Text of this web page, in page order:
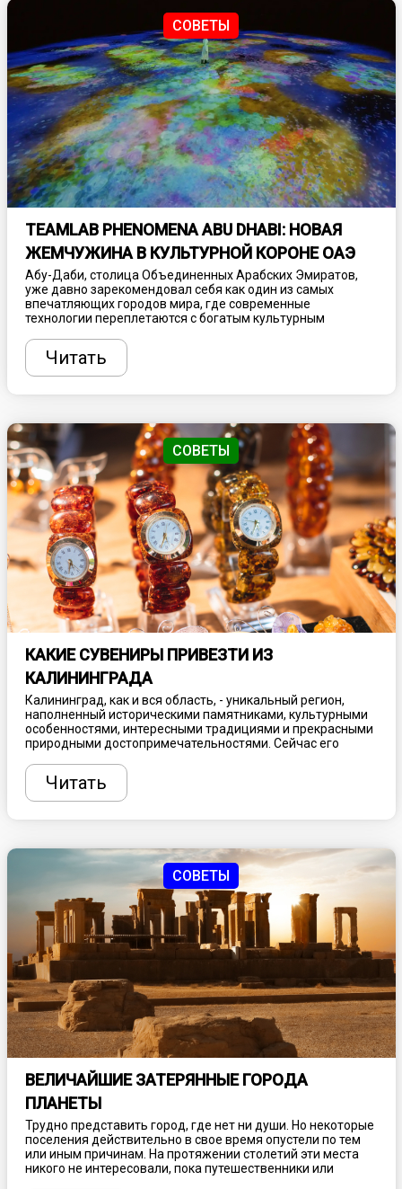
СОВЕТЫ
TEAMLAB PHENOMENA ABU DHABI: НОВАЯ
ЖЕМЧУЖИНА В КУЛЬТУРНОЙ КОРОНЕ ОАЭ
Абу-Даби, столица Объединенных Арабских Эмиратов,
уже давно зарекомендовал себя как один из самых
впечатляющих городов мира, где современные
технологии переплетаются с богатым культурным
все более привлекательным для туристов и ценителей
искусства, предлагая уникальные
достопримечательности, поражающие воображение.
науки и технологий.
Читать
СОВЕТЫ
КАКИЕ СУВЕНИРЫ ПРИВЕЗТИ ИЗ
КАЛИНИНГРАДА
Калининград, как и вся область, - уникальный регион,
наполненный историческими памятниками, культурными
особенностями, интересными традициями и прекрасными
природными достопримечательностями. Сейчас его
растет, привлекая толпы туристов со всей России и даже
иностранцев. А какой отпуск без сувениров? Из
путешествия обязательно нужно привезти памятную
Читать
СОВЕТЫ
ВЕЛИЧАЙШИЕ ЗАТЕРЯННЫЕ ГОРОДА
ПЛАНЕТЫ
Трудно представить город, где нет ни души. Но некоторые
поселения действительно в свое время опустели по тем
или иным причинам. На протяжении столетий эти места
никого не интересовали, пока путешественники или